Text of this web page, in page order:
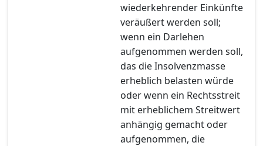
wiederkehrender Einkünfte
veräußert werden soll;
wenn ein Darlehen
aufgenommen werden soll,
das die Insolvenzmasse
erheblich belasten würde
oder wenn ein Rechtsstreit
mit erheblichem Streitwert
anhängig gemacht oder
aufgenommen, die